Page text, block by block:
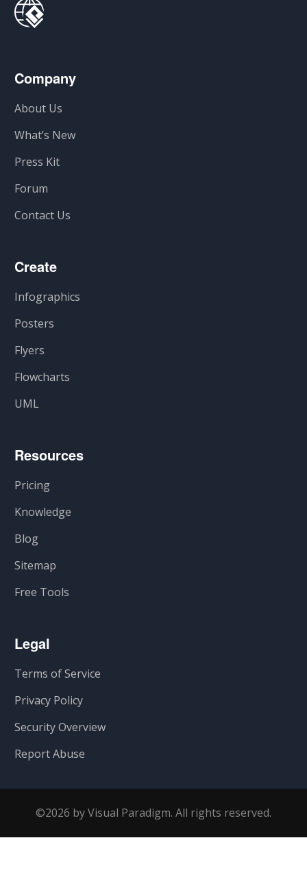
Company
About Us
What’s New
Press Kit
Forum
Contact Us
Create
Infographics
Posters
Flyers
Flowcharts
UML
Resources
Pricing
Knowledge
Blog
Sitemap
Free Tools
Legal
Terms of Service
Privacy Policy
Security Overview
Report Abuse
©2026 by Visual Paradigm. All rights reserved.